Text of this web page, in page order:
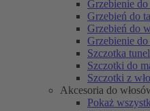
Grzebienie do
Grzebień do
Grzebień do
Grzebienie do
Szczotka
Szczotki do
Szczotki z
Akcesoria do
Pokaż